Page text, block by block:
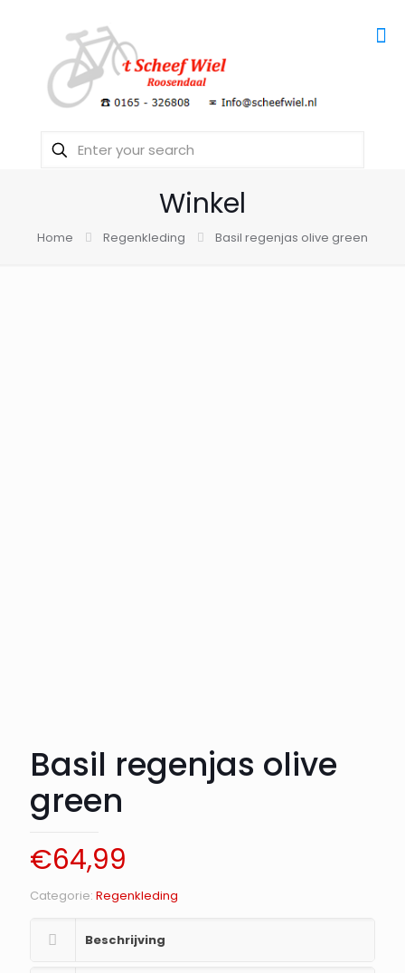
Winkel
Home Regenkleding Basil regenjas olive green
Basil regenjas olive
green
€64,99
Categorie: Regenkleding
Beschrijving